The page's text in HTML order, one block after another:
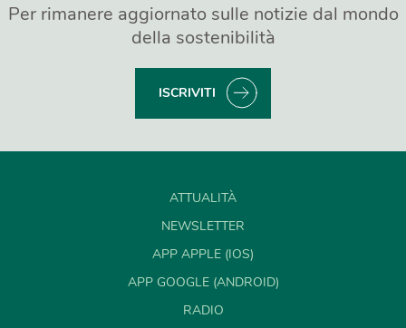
Per rimanere aggiornato sulle notizie dal mondo
della sostenibilità
ISCRIVITI
ATTUALITÀ
NEWSLETTER
APP APPLE (IOS)
APP GOOGLE (ANDROID)
RADIO